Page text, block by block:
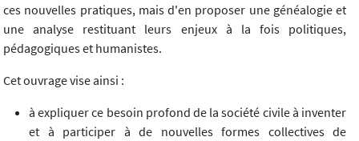
ces nouvelles pratiques, mais d'en proposer une généalogie et
une analyse restituant leurs enjeux à la fois politiques,
pédagogiques et humanistes.
Cet ouvrage vise ainsi :
à expliquer ce besoin profond de la société civile à inventer
et à participer à de nouvelles formes collectives de